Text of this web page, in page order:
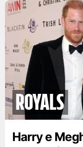
Royals
Harry e